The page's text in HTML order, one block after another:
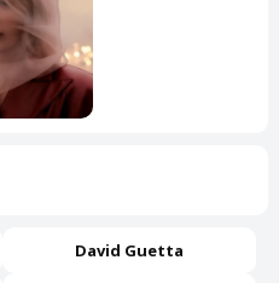
David Guetta